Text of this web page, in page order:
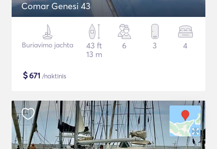
Comar Genesi 43
Buriavimo jachta
43 ft
13 m
6 3 4
$671 /naktinis